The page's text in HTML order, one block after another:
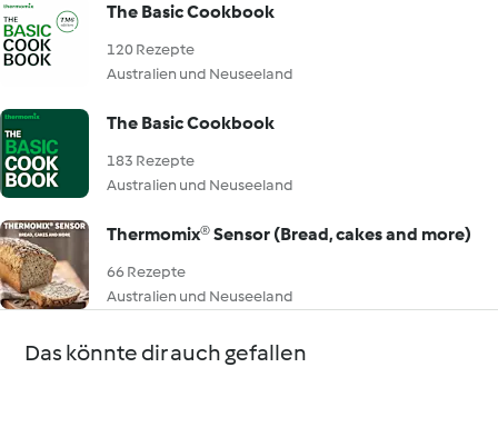
The Basic Cookbook
120 Rezepte
Australien und Neuseeland
The Basic Cookbook
183 Rezepte
Australien und Neuseeland
Thermomix® Sensor (Bread, cakes and more)
66 Rezepte
Australien und Neuseeland
Das könnte dir auch gefallen